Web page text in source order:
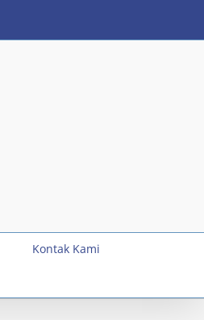
Kontak Kami